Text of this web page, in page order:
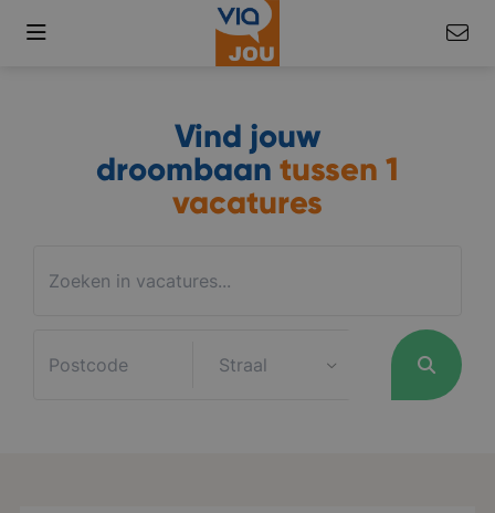
Vind jouw
droombaan tussen 1
vacatures